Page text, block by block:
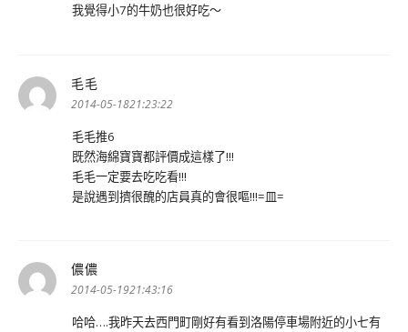
我覺得小7的牛奶也很好吃～
毛毛
示:
2014-05-1821:23:22
毛毛推6
既然海綿寶寶都評價成這樣了!!!
毛毛一定要去吃吃看!!!
是說遇到擠很醜的店員真的會很嘔!!!=皿=
儂儂
示:
2014-05-1921:43:16
哈哈….我昨天去西門町剛好有看到洛陽停車場附近的小七有